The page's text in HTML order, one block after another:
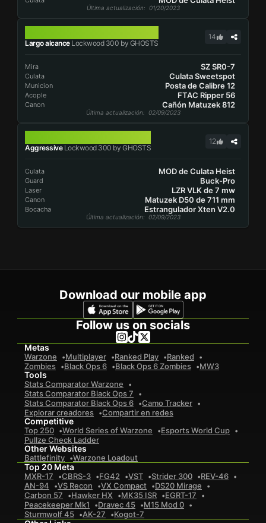
Última actualización: 01/20/2023
Largo alcanceLockwood 300 by GHOSTS
14
Mira SZ SR0-7
Culata Culata Sweetspot
Municion Posta de Calibre 12
Acople FTAC Ripper 56
Canon Cañón Matuzek 812
Última actualización: 02/09/2023
AggressiveLockwood 300 by GHOSTS
12
Culata MOD de Culata Heist
Guard Buck-Pro
Laser LZR VLK de 7 mw
Canon Matuzek D50 de 711 mm
Bocacha Estrangulador Xten V2.0
Última actualización: 02/09/2023
Download our mobile app
Follow us on socials
Metas
Warzone Multiplayer Ranked Play
Ranked
Zombies
Black Ops 6 Black Ops 6 Zombies MW3
Tools
Stats Comparator Warzone
Stats Comparator Black Ops 7
Stats Comparator Black Ops 6
Camo Tracker
Explorar creadores
Compartir en redes
Competitive
Top 250 World Series of Warzone
Esports World Cup
Pullze Check Ladder
Other Websites
Battlefinity Warzone Loadout
Top 20 Meta
MXR-17 CBRS-3 FG42 VST Strider 300
REV-46
AN-94
VS Recon VX Compact
DS20 Mirage
Carbon 57
Hawker HX MK35 ISR
EGRT-17
Peacekeeper Mk1
Dravec 45
M15 Mod 0
Sturmwolf 45
AK-27 Kogot-7